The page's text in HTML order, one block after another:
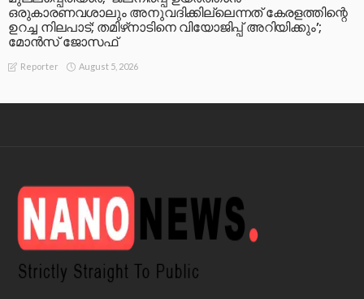
ഒരുകാരണവശാലും അനുവദിക്കില്ലെന്നത് കേരളത്തിന്റെ
ഉറച്ച നിലപാട്; തമിഴ്‌നാടിനെ വിയോജിപ്പ് അറിയിക്കും’;
മോന്‍സ് ജോസഫ്
Reporter August 5, 2026